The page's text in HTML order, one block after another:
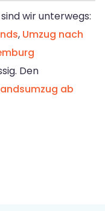
wir unterwegs:
, Umzug nach
Den
ab